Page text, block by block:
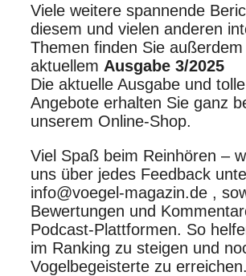
Viele weitere spannende
diesem und vielen anderen
Themen finden Sie
aktuellem Ausgabe 3/2025
Die aktuelle Ausgabe und
Angebote erhalten Sie ganz
unserem Online-Shop.
Viel Spaß beim Reinhören –
uns über jedes Feedback
info@voegel-magazin.de ,
Bewertungen und
Podcast-Plattformen. So
im Ranking zu steigen und
Vogelbegeisterte zu erreichen.